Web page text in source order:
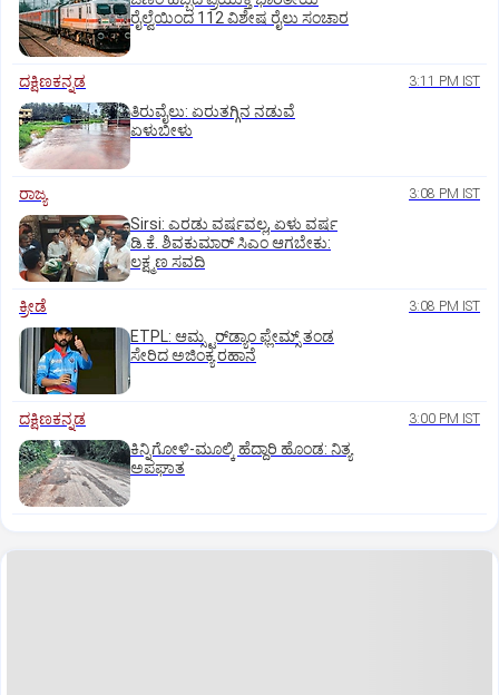
ರೈಲ್ವೆಯಿಂದ 112 ವಿಶೇಷ ರೈಲು ಸಂಚಾರ
ದಕ್ಷಿಣಕನ್ನಡ 3:11 PM IST
ತಿರುವೈಲು: ಏರುತಗ್ಗಿನ ನಡುವೆ
ಏಳುಬೀಳು
ರಾಜ್ಯ 3:08 PM IST
Sirsi: ಎರಡು ವರ್ಷವಲ್ಲ, ಏಳು ವರ್ಷ
ಡಿ.ಕೆ. ಶಿವಕುಮಾರ್ ಸಿಎಂ ಆಗಬೇಕು:
ಲಕ್ಷ್ಮಣ ಸವದಿ
ಕ್ರೀಡೆ 3:08 PM IST
ETPL: ಆಮ್ಸ್ಟರ್‌ಡ್ಯಾಂ ಫ್ಲೇಮ್ಸ್‌ ತಂಡ
ಸೇರಿದ ಅಜಿಂಕ್ಯ ರಹಾನೆ
ದಕ್ಷಿಣಕನ್ನಡ 3:00 PM IST
ಕಿನ್ನಿಗೋಳಿ-ಮೂಲ್ಕಿ ಹೆದ್ದಾರಿ ಹೊಂಡ: ನಿತ್ಯ
ಅಪಘಾತ